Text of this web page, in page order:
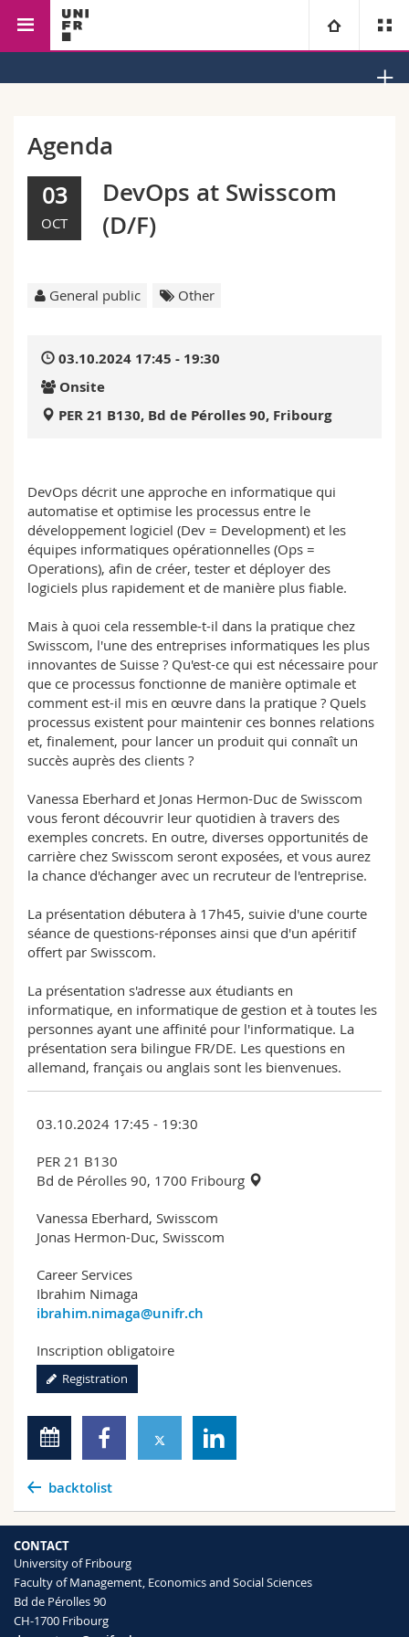
Campus
Research
Theology
Law
Science and Medicine
You are
Prospective students
Employees
Ressources
Webmail
MyUnifr
Faculty of Management, Economics and Social Sciences
Agenda
03
OCT
DevOps at Swisscom
(D/F)
General public Other
03.10.2024 17:45 - 19:30
Onsite
PER 21 B130, Bd de Pérolles 90, Fribourg
DevOps décrit une approche en informatique qui
automatise et optimise les processus entre le
développement logiciel (Dev = Development) et les
équipes informatiques opérationnelles (Ops =
Operations), afin de créer, tester et déployer des
logiciels plus rapidement et de manière plus fiable.
Mais à quoi cela ressemble-t-il dans la pratique chez
Swisscom, l'une des entreprises informatiques les plus
innovantes de Suisse ? Qu'est-ce qui est nécessaire pour
que ce processus fonctionne de manière optimale et
comment est-il mis en œuvre dans la pratique ? Quels
processus existent pour maintenir ces bonnes relations
et, finalement, pour lancer un produit qui connaît un
succès auprès des clients ?
Vanessa Eberhard et Jonas Hermon-Duc de Swisscom
vous feront découvrir leur quotidien à travers des
exemples concrets. En outre, diverses opportunités de
carrière chez Swisscom seront exposées, et vous aurez
la chance d'échanger avec un recruteur de l'entreprise.
La présentation débutera à 17h45, suivie d'une courte
séance de questions-réponses ainsi que d'un apéritif
offert par Swisscom.
La présentation s'adresse aux étudiants en
informatique, en informatique de gestion et à toutes les
personnes ayant une affinité pour l'informatique. La
présentation sera bilingue FR/DE. Les questions en
allemand, français ou anglais sont les bienvenues.
03.10.2024 17:45 - 19:30
PER 21 B130
Bd de Pérolles 90, 1700 Fribourg
Vanessa Eberhard, Swisscom
Jonas Hermon-Duc, Swisscom
Career Services
Ibrahim Nimaga
ibrahim.nimaga@unifr.ch
Inscription obligatoire
Registration
backtolist
CONTACT
University of Fribourg
Faculty of Management, Economics and Social Sciences
Bd de Pérolles 90
CH-1700 Fribourg